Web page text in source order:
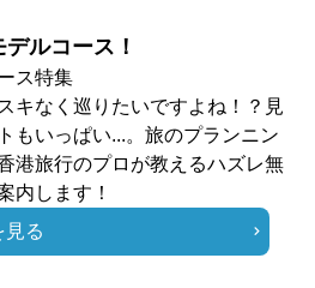
ルコース！
キなく巡りたいですよね！？見
もいっぱい...。旅のプランニン
港旅行のプロが教えるハズレ無
内します！
見る